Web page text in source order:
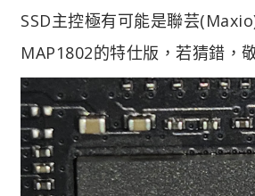
SSD主控極有可能是聯芸
MAP1802的特仕版，若猜錯，